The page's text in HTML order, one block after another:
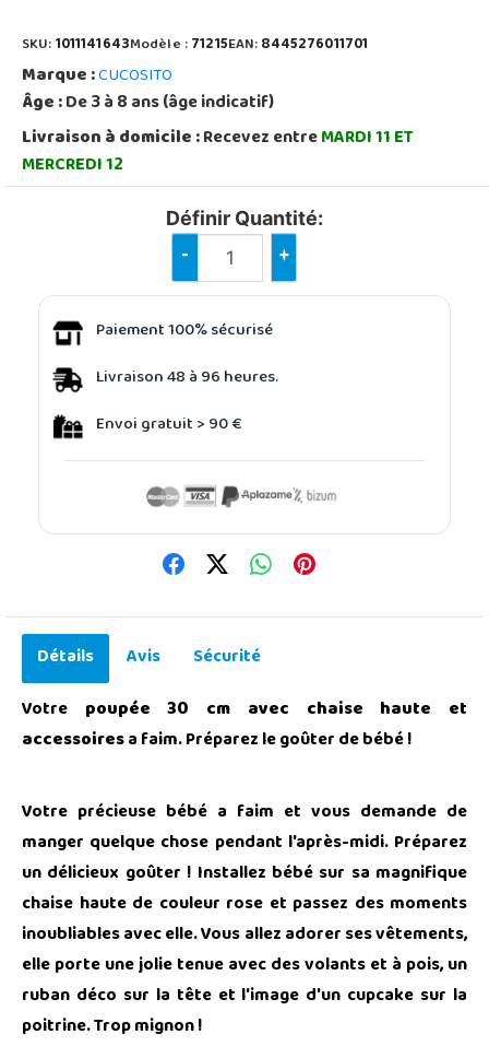
SKU:1011141643Modèle :71215EAN:8445276011701
Marque :CUCOSITO
Âge :De 3 à 8 ans (âge indicatif)
Livraison à domicile :Recevez entreMARDI 11 ET
MERCREDI 12
Définir Quantité:
- +
Paiement 100% sécurisé
Livraison 48 à 96 heures.
Envoi gratuit > 90 €
Détails Avis
Sécurité
Votre poupée 30 cm avec chaise haute et
accessoiresa faim. Préparez le goûter de bébé !
Votre précieuse bébé a faim et vous demande de
manger quelque chose pendant l'après-midi. Préparez
un délicieux goûter ! Installez bébé sur sa magnifique
chaise haute de couleur rose et passez des moments
inoubliables avec elle. Vous allez adorer ses vêtements,
elle porte une jolie tenue avec des volants et à pois, un
ruban déco sur la tête et l'image d'un cupcake sur la
poitrine. Trop mignon !